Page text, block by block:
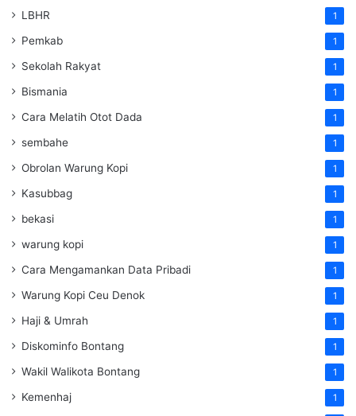
LBHR 1
Pemkab 1
Sekolah Rakyat 1
Bismania 1
Cara Melatih Otot Dada 1
sembahe 1
Obrolan Warung Kopi 1
Kasubbag 1
bekasi 1
warung kopi 1
Cara Mengamankan Data Pribadi 1
Warung Kopi Ceu Denok 1
Haji & Umrah 1
Diskominfo Bontang 1
Wakil Walikota Bontang 1
Kemenhaj 1